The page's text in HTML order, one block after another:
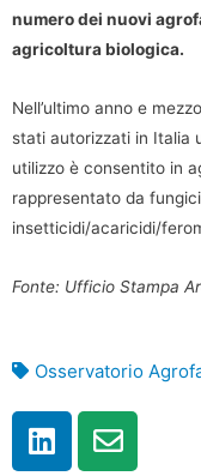
numero dei nuovi
agricoltura biologica.
Nell’ultimo anno e
stati autorizzati in Italia
utilizzo è consentito in
rappresentato da
insetticidi/acaricidi/
Fonte: Ufficio Stampa
Osservatorio